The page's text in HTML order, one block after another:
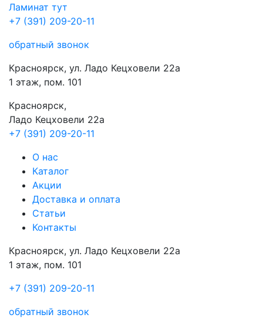
Ламинат тут
+7 (391) 209-20-11
обратный звонок
Красноярск, ул. Ладо Кецховели 22а
1 этаж, пом. 101
Красноярск,
Ладо Кецховели 22a
+7 (391) 209-20-11
О нас
Каталог
Акции
Доставка и оплата
Cтатьи
Контакты
Красноярск, ул. Ладо Кецховели 22а
1 этаж, пом. 101
+7 (391) 209-20-11
обратный звонок